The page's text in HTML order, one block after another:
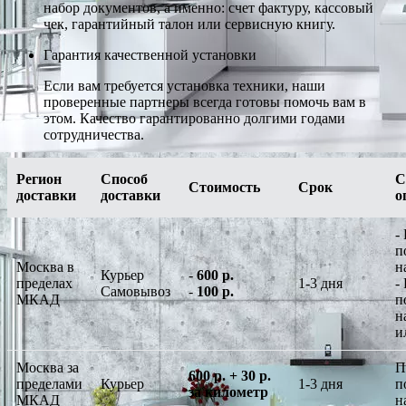
набор документов, а именно: счет фактуру, кассовый
чек, гарантийный талон или сервисную книгу.
Гарантия качественной установки
Если вам требуется установка техники, наши
проверенные партнеры всегда готовы помочь вам в
этом. Качество гарантированно долгими годами
сотрудничества.
Регион
доставки
Способ
доставки
Стоимость Срок
Москва в
пределах
МКАД
Курьер
Самовывоз
- 600 р.
-100 р.
1-3 дня
-
-
Москва за
пределами
МКАД
Курьер
600 р. + 30 р.
за километр
1-3 дня